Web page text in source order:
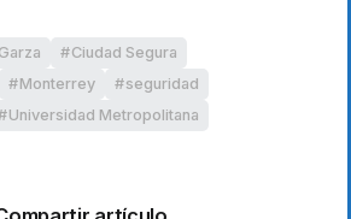
Ciudad Segura
Monterrey
seguridad
Universidad Metropolitana